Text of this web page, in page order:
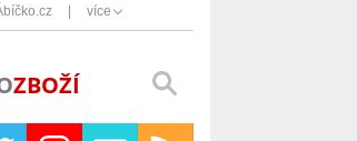
více
ZBOŽÍ